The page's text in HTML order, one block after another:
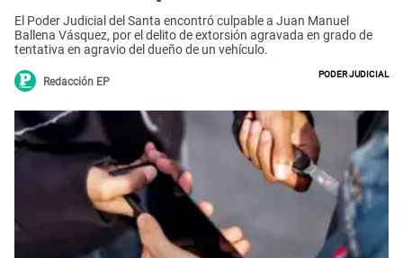
El Poder Judicial del Santa encontró culpable a Juan Manuel
Ballena Vásquez, por el delito de extorsión agravada en grado de
tentativa en agravio del dueño de un vehículo.
Redacción EP
Poder Judicial